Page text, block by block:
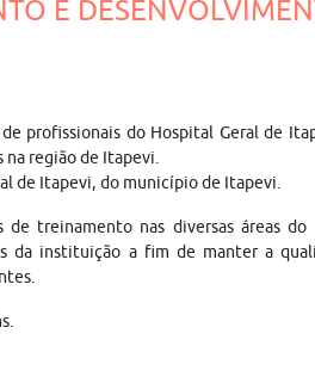
E
profissionais do Hospital Geral de
região de Itapevi.
de Itapevi, do município de Itapevi.
de treinamento nas diversas áreas do
da instituição a fim de manter a